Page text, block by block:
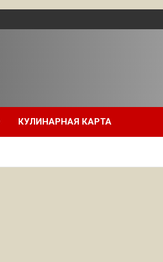
КУЛИНАРНАЯ КАРТА